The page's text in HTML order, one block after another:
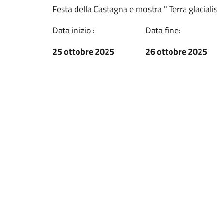
Festa della Castagna e mostra " Terra
Data inizio :
25 ottobre 2025
Data fine:
26 ottobre 2025